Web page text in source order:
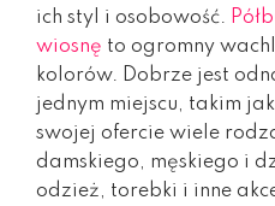
ich styl i osobowość.
wiosnę to ogromny
kolorów. Dobrze jest
jednym miejscu, takim
swojej ofercie wiele
damskiego, męskiego i
odzież, torebki i inne